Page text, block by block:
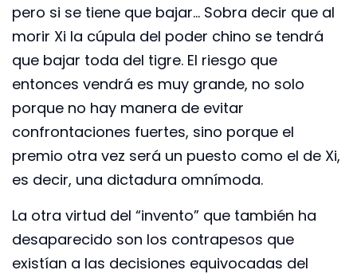
pero si se tiene que bajar… Sobra decir que al
morir Xi la cúpula del poder chino se tendrá
que bajar toda del tigre. El riesgo que
entonces vendrá es muy grande, no solo
porque no hay manera de evitar
confrontaciones fuertes, sino porque el
premio otra vez será un puesto como el de Xi,
es decir, una dictadura omnímoda.
La otra virtud del “invento” que también ha
desaparecido son los contrapesos que
existían a las decisiones equivocadas del